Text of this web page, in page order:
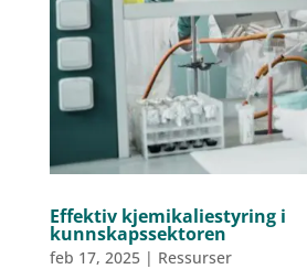
Effektiv kjemikaliestyring i
kunnskapssektoren
feb 17, 2025| Ressurser